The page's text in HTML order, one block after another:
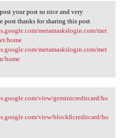
post your post so
your post so nice and very
post thanks for sharing this post
metamaskslogin.com/met
home
metamaskslogin.com/met
home
view
view/geminicreditcard/ho
view/blockficreditcard/ho